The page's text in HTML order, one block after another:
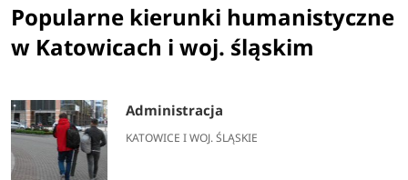
Popularne kierunki humanistyczne
w Katowicach i woj. śląskim
Administracja
KATOWICE I WOJ. ŚLĄSKIE